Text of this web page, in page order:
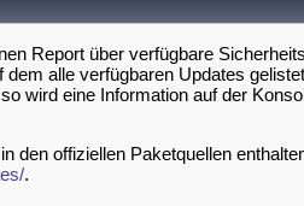
Report über verfügbare
alle verfügbaren Updates
wird eine Information auf der
den offiziellen Paketquellen
.